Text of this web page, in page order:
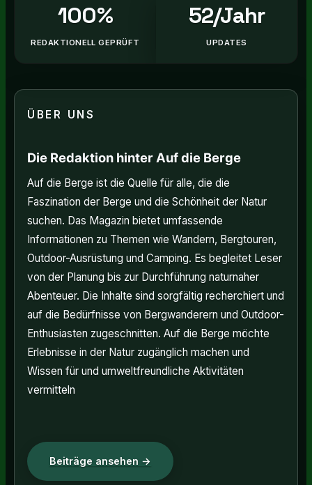
100%
REDAKTIONELL GEPRÜFT
52/Jahr
UPDATES
ÜBER UNS
Die Redaktion hinter Auf die Berge
Auf die Berge ist die Quelle für alle, die die
Faszination der Berge und die Schönheit der Natur
suchen. Das Magazin bietet umfassende
Informationen zu Themen wie Wandern, Bergtouren,
Outdoor-Ausrüstung und Camping. Es begleitet Leser
von der Planung bis zur Durchführung naturnaher
Abenteuer. Die Inhalte sind sorgfältig recherchiert und
auf die Bedürfnisse von Bergwanderern und Outdoor-
Enthusiasten zugeschnitten. Auf die Berge möchte
Erlebnisse in der Natur zugänglich machen und
Wissen für und umweltfreundliche Aktivitäten
vermitteln
Beiträge ansehen →